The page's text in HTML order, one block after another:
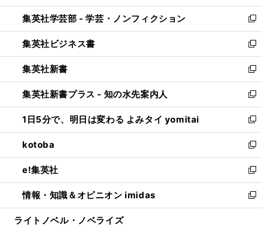
開
く
ウ
で
開
く
ン
ド
ウ
で
開
く
ウ
ィ
ン
ド
ウ
で
開
く
集英社学芸部 - 学芸・ノンフィクション
新
し
い
ウ
ィ
ン
ド
ウ
で
開
く
集英社ビジネス書
新
し
い
ウ
ィ
ン
ド
ウ
で
開
く
集英社新書
新
し
い
ウ
ィ
ン
ド
ウ
で
開
く
集英社新書プラス - 知の水先案内人
新
し
い
ウ
ィ
ン
ド
ウ
で
開
1日5分で、明日は変わる よみタイ yomitai
新
し
い
ウ
ィ
ン
ド
ウ
kotoba
新
し
い
ウ
ィ
ン
e!集英社
新
し
い
ウ
情報・知識＆オピニオン imidas
新
し
ライトノベル・ノベライズ